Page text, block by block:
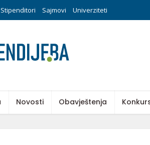
Stipenditori Sajmovi Univerziteti
Novosti Obavještenja